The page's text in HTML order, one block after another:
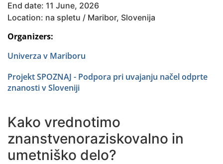
End date: 11 June, 2026
Location: na spletu / Maribor, Slovenija
Organizers:
Univerza v Mariboru
Projekt SPOZNAJ - Podpora pri uvajanju načel odprte
znanosti v Sloveniji
Kako vrednotimo
znanstvenoraziskovalno in
umetniško delo?